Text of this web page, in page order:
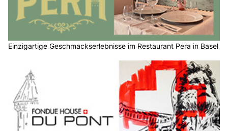
Einzigartige Geschmackserlebnisse im Restaurant Pera in Basel